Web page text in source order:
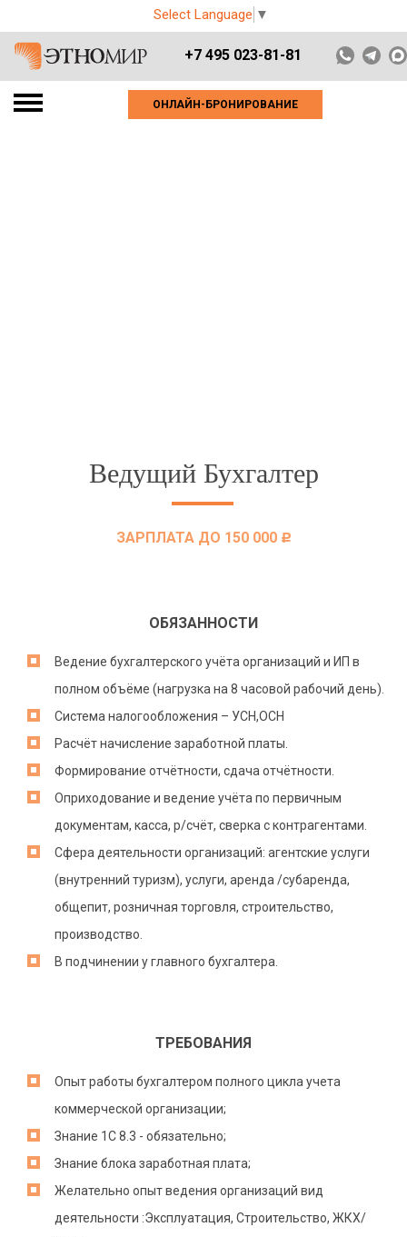
Select Language ▼
+7 495 023-81-81
ОНЛАЙН-БРОНИРОВАНИЕ
Ведущий Бухгалтер
ЗАРПЛАТА ДО 150 000 c
ОБЯЗАННОСТИ
Ведение бухгалтерского учёта организаций и ИП в
полном объёме (нагрузка на 8 часовой рабочий день).
Система налогообложения – УСН,ОСН
Расчёт начисление заработной платы.
Формирование отчётности, сдача отчётности.
Оприходование и ведение учёта по первичным
документам, касса, р/счёт, сверка с контрагентами.
Сфера деятельности организаций: агентские услуги
(внутренний туризм), услуги, аренда /субаренда,
общепит, розничная торговля, строительство,
производство.
В подчинении у главного бухгалтера.
ТРЕБОВАНИЯ
Опыт работы бухгалтером полного цикла учета
коммерческой организации;
Знание 1С 8.3 - обязательно;
Знание блока заработная плата;
Желательно опыт ведения организаций вид
деятельности :Эксплуатация, Строительство, ЖКХ/